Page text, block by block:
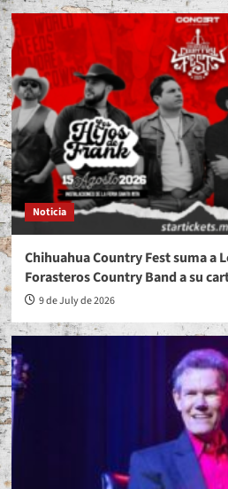
Noticia
Chihuahua Country Fest suma a
Forasteros Country Band a su
9 de July de 2026